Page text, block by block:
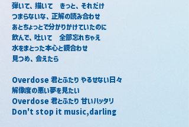
弾いて、描いて　きっと、それだけ
つまらないな、正解の読み合わせ
あとちょっとで分かりかけていたのに
飲んで、吐いて　全部忘れちゃえ
水をまとった本心と鏡合わせ
見つめ、会えたら
Overdose 君とふたり やるせない日々
解像度の悪い夢を見たい
Overdose 君とふたり 甘いハッタリ
Don't stop it music,darling